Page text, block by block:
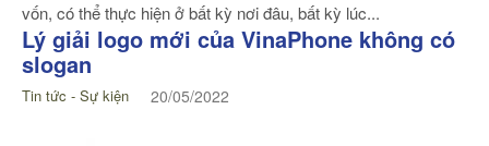
vốn, có thể thực hiện ở bất kỳ nơi đâu, bất kỳ lúc...
Lý giải logo mới của VinaPhone không có
slogan
Tin tức - Sự kiện 20/05/2022